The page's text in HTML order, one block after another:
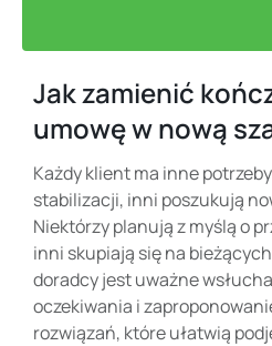
Jak zamienić
umowę w nową
Każdy klient ma inne
stabilizacji, inni poszukują
Niektórzy planują z myślą o
inni skupiają się na
doradcy jest uważne
oczekiwania i
rozwiązań, które ułatwią